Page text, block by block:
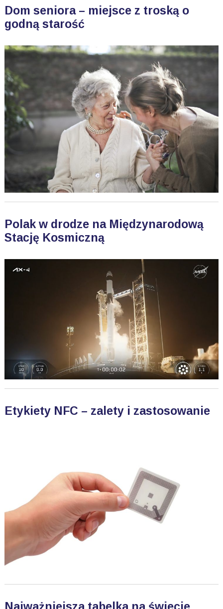
Dom seniora – miejsce z troską o
godną starość
Polak w drodze na Międzynarodową
Stację Kosmiczną
Etykiety NFC – zalety i zastosowanie